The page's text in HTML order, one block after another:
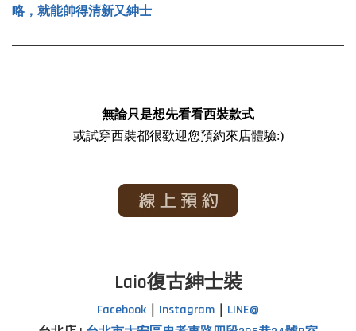
略，就能帥得清新又紳士
無論只是想先看看西裝款式
或試穿西裝都很歡迎您預約來店體驗:)
Laio復古紳士裝
Facebook Instagram
LINE@